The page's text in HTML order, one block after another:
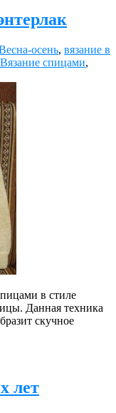
осень, вязание в
Вязание спицами,
в стиле
Данная техника
скучное
лет